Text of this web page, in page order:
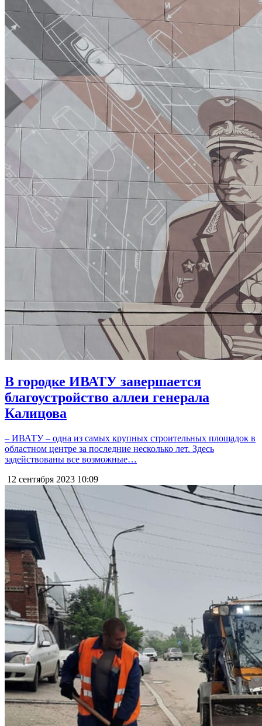
В городке ИВАТУ завершается
благоустройство аллеи генерала
Калицова
– ИВАТУ – одна из самых крупных строительных площадок в
областном центре за последние несколько лет. Здесь
задействованы все возможные…
12 сентября 2023 10:09